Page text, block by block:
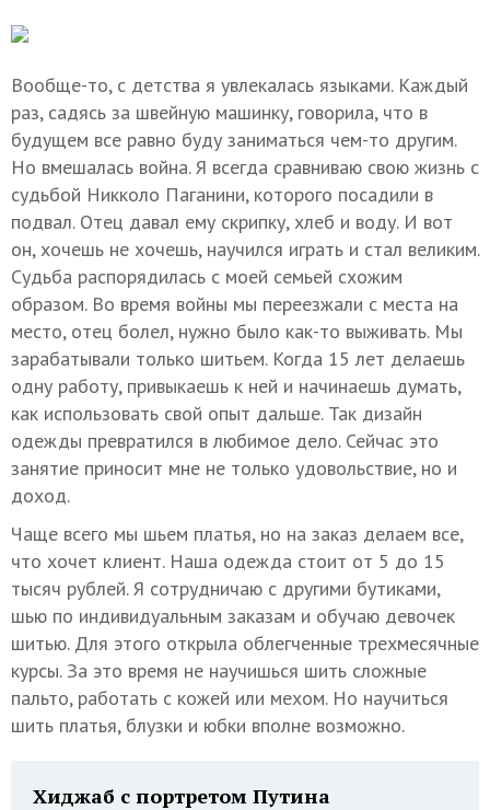
Вообще-то, с детства я увлекалась языками. Каждый
раз, садясь за швейную машинку, говорила, что в
будущем все равно буду заниматься чем-то другим.
Но вмешалась война. Я всегда сравниваю свою жизнь с
судьбой Никколо Паганини, которого посадили в
подвал. Отец давал ему скрипку, хлеб и воду. И вот
он, хочешь не хочешь, научился играть и стал великим.
Судьба распорядилась с моей семьей схожим
образом. Во время войны мы переезжали с места на
место, отец болел, нужно было как-то выживать. Мы
зарабатывали только шитьем. Когда 15 лет делаешь
одну работу, привыкаешь к ней и начинаешь думать,
как использовать свой опыт дальше. Так дизайн
одежды превратился в любимое дело. Сейчас это
занятие приносит мне не только удовольствие, но и
доход.
Чаще всего мы шьем платья, но на заказ делаем все,
что хочет клиент. Наша одежда стоит от 5 до 15
тысяч рублей. Я сотрудничаю с другими бутиками,
шью по индивидуальным заказам и обучаю девочек
шитью. Для этого открыла облегченные трехмесячные
курсы. За это время не научишься шить сложные
пальто, работать с кожей или мехом. Но научиться
шить платья, блузки и юбки вполне возможно.
Хиджаб с портретом Путина